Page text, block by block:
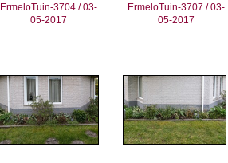
ErmeloTuin-3704 / 03-
05-2017
ErmeloTuin-3707 / 03-
05-2017